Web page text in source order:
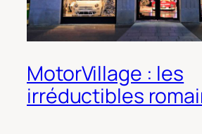
MotorVillage : les
irréductibles